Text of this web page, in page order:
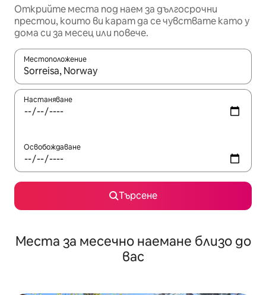
Открийте места под наем за дългосрочни
престои, които ви карат да се чувствате като у
дома си за месец или повече.
Местоположение
Когато резултатите се покажат, използвайте
Настаняване
Освобождаване
Търсене
Места за месечно наемане близо до
вас